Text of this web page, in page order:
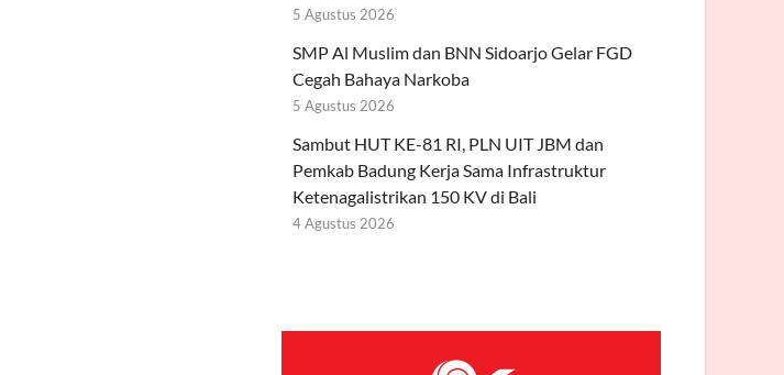
5 Agustus 2026
SMP Al Muslim dan BNN Sidoarjo Gelar FGD
Cegah Bahaya Narkoba
5 Agustus 2026
Sambut HUT KE-81 RI, PLN UIT JBM dan
Pemkab Badung Kerja Sama Infrastruktur
Ketenagalistrikan 150 KV di Bali
4 Agustus 2026